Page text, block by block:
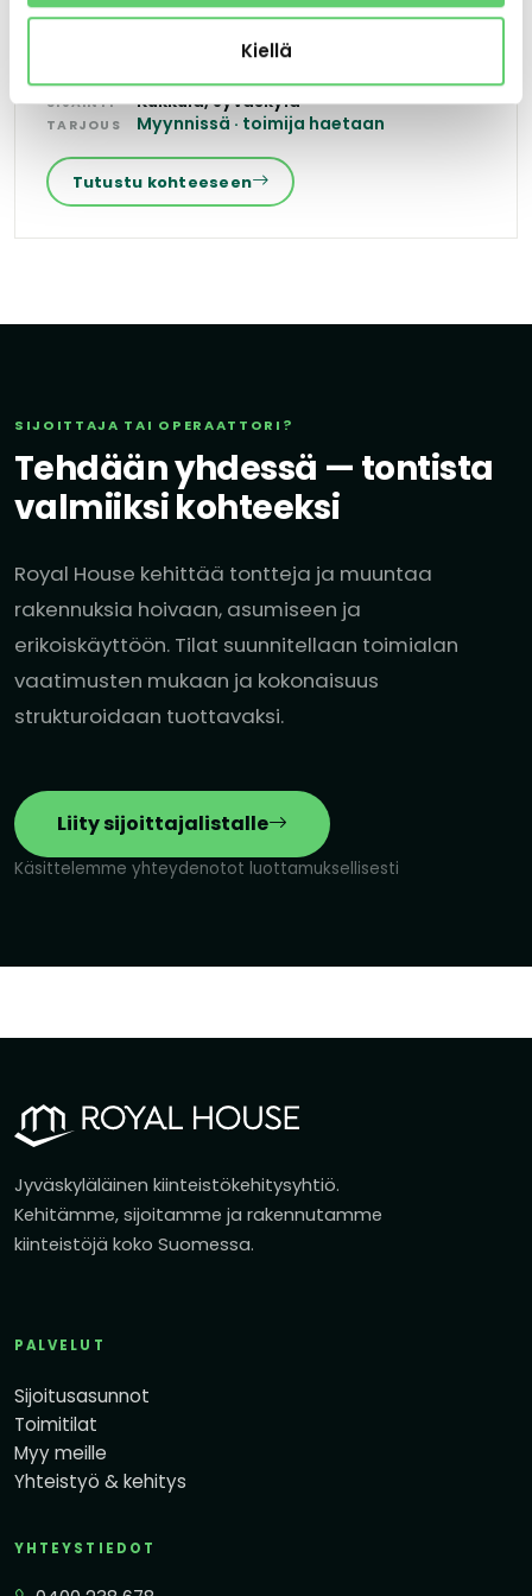
Kiellä
tai hoivaksi — kaava valmistuu kesällä 2026.
KÄYTTÖ Hoiva, Vuokra-asunnot
SIJAINTI Kukkula, Jyväskylä
TARJOUS Myynnissä · toimija haetaan
Tutustu kohteeseen
SIJOITTAJA TAI OPERAATTORI?
Tehdään yhdessä — tontista
valmiiksi kohteeksi
Royal House kehittää tontteja ja muuntaa
rakennuksia hoivaan, asumiseen ja
erikoiskäyttöön. Tilat suunnitellaan toimialan
vaatimusten mukaan ja kokonaisuus
strukturoidaan tuottavaksi.
Liity sijoittajalistalle
Käsittelemme yhteydenotot luottamuksellisesti
Jyväskyläläinen kiinteistökehitysyhtiö.
Kehitämme, sijoitamme ja rakennutamme
kiinteistöjä koko Suomessa.
PALVELUT
Sijoitusasunnot
Toimitilat
Myy meille
Yhteistyö & kehitys
YHTEYSTIEDOT